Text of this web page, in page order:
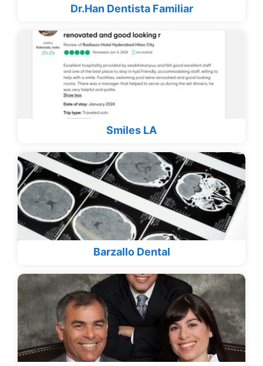
Dr.Han Dentista Familiar
Smiles LA
Barzallo Dental